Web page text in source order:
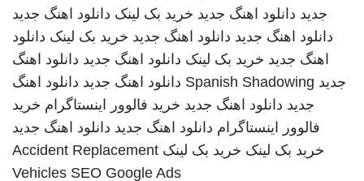
جدید دانلود اهنگ جدید خرید بک لینک دانلود اهنگ جدید
دانلود اهنگ جدید دانلود اهنگ جدید خرید بک لینک دانلود
اهنگ جدید خرید بک لینک دانلود اهنگ جدید دانلود اهنگ
جدید Spanish Shadowing دانلود اهنگ جدید دانلود اهنگ
جدید دانلود اهنگ جدید خرید فالوور اینستاگرام خرید
فالوور اینستاگرام دانلود اهنگ جدید دانلود اهنگ جدید
خرید بک لینک خرید بک لینک Accident Replacement
Vehicles SEO Google Ads